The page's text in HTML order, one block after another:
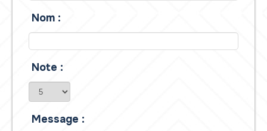
Nom :
Note :
Message :